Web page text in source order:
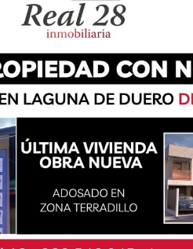
Alimentos de Valladolid «ha
y competitivo y un futuro
herramienta para generar
y apoyar a productores,
de Valladolid hemos
es la mejor forma de
en nuestros pueblos»,